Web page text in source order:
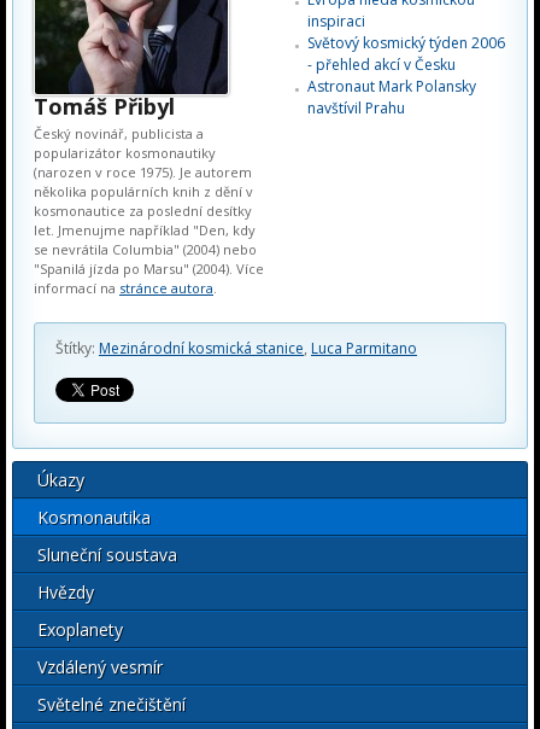
Tomáš Přibyl
Český novinář, publicista a
popularizátor kosmonautiky
(narozen v roce 1975). Je autorem
několika populárních knih z dění v
kosmonautice za poslední desítky
let. Jmenujme například "Den, kdy
se nevrátila Columbia" (2004) nebo
"Spanilá jízda po Marsu" (2004). Více
informací na stránce autora
inspiraci
Světový kosmický týden 2006
- přehled akcí v Česku
Astronaut Mark Polansky
navštívil Prahu
Štítky: Mezinárodní kosmická stanice, Luca Parmitano
Úkazy
Kosmonautika
Sluneční soustava
Hvězdy
Exoplanety
Vzdálený vesmír
Světelné znečištění